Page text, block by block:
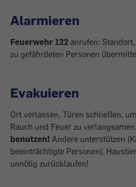
Alarmieren
Feuerwehr 122 anrufen:
zu gefährdeten Personen
Evakuieren
Ort verlassen, Türen schließen,
Rauch und Feuer zu verlangsamen.
benutzen! Andere unterstützen
beeinträchtigte Personen).
unnötig zurücklaufen!